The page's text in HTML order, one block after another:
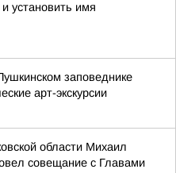
установить имя
заповеднике
арт-экскурсии
области Михаил
совещание с Главами